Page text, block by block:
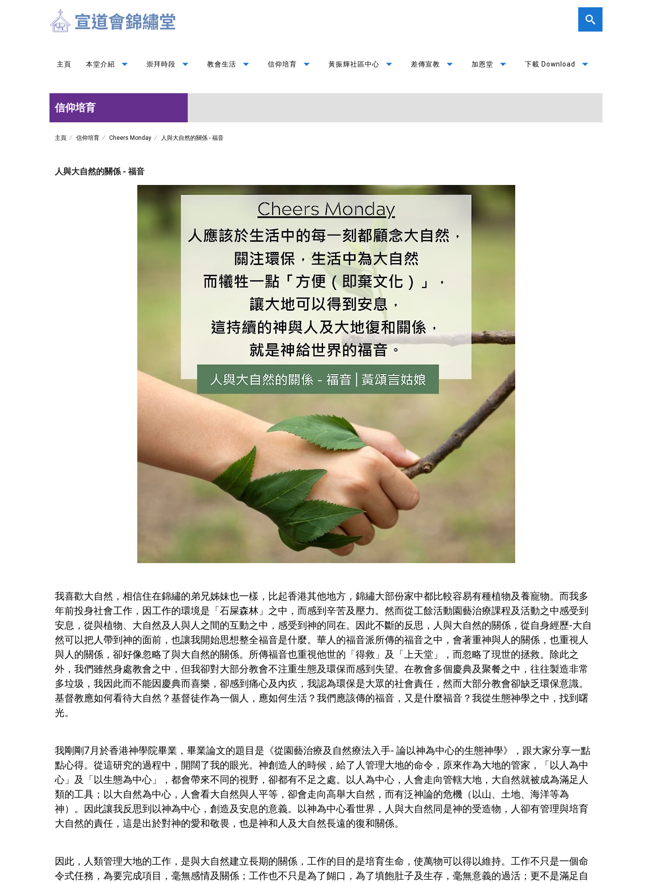
主頁 本堂介紹 arrow_drop_down 崇拜時段 arrow_drop_down 教會生活 arrow_drop_down 信仰培育 arrow_drop_down 黃振輝社區中心 arrow_drop_down 差傳宣教 arrow_drop_down 加恩堂 arrow_drop_down 下載 Download arrow_drop_down
信仰培育
主頁 信仰培育 Cheers Monday 人與大自然的關係 - 福音
人與大自然的關係 - 福音
我喜歡大自然，相信住在錦繡的弟兄姊妹也一樣，比起香港其他地方，錦繡大部份家中都比較容易有種植物及養寵物。而我多
年前投身社會工作，因工作的環境是「石屎森林」之中，而感到辛苦及壓力。然而從工餘活動園藝治療課程及活動之中感受到
安息，從與植物、大自然及人與人之間的互動之中，感受到神的同在。因此不斷的反思，人與大自然的關係，從自身經歷-大自
然可以把人帶到神的面前，也讓我開始思想整全福音是什麼。華人的福音派所傳的福音之中，會著重神與人的關係，也重視人
與人的關係，卻好像忽略了與大自然的關係。所傳福音也重視他世的「得救」及「上天堂」，而忽略了現世的拯救。除此之
外，我們雖然身處教會之中，但我卻對大部分教會不注重生態及環保而感到失望。在教會多個慶典及聚餐之中，往往製造非常
多垃圾，我因此而不能因慶典而喜樂，卻感到痛心及內疚，我認為環保是大眾的社會責任，然而大部分教會卻缺乏環保意識。
基督教應如何看待大自然？基督徒作為一個人，應如何生活？我們應該傳的福音，又是什麼福音？我從生態神學之中，找到曙
光。
我剛剛7月於香港神學院畢業，畢業論文的題目是《從園藝治療及自然療法入手- 論以神為中心的生態神學》，跟大家分享一點
點心得。從這研究的過程中，開闊了我的眼光。神創造人的時候，給了人管理大地的命令，原來作為大地的管家，「以人為中
心」及「以生態為中心」，都會帶來不同的視野，卻都有不足之處。以人為中心，人會走向管轄大地，大自然就被成為滿足人
類的工具；以大自然為中心，人會看大自然與人平等，卻會走向高舉大自然，而有泛神論的危機（以山、土地、海洋等為
神）。因此讓我反思到以神為中心，創造及安息的意義。以神為中心看世界，人與大自然同是神的受造物，人卻有管理與培育
大自然的責任，這是出於對神的愛和敬畏，也是神和人及大自然長遠的復和關係。
因此，人類管理大地的工作，是與大自然建立長期的關係，工作的目的是培育生命，使萬物可以得以維持。工作不只是一個命
令式任務，為要完成項目，毫無感情及關係；工作也不只是為了餬口，為了填飽肚子及生存，毫無意義的過活；更不是滿足自